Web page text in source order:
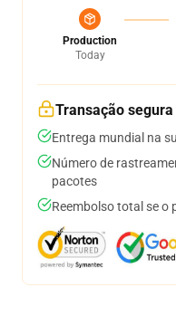
Production
Today
Transação segura
Entrega mundial na
Número de
pacotes
Reembolso total se o